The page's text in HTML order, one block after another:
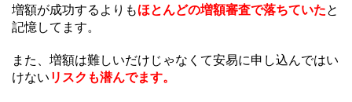
増額が成功するよりもほとんどの増額審査で落ちていたと
記憶してます。
また、増額は難しいだけじゃなくて安易に申し込んではい
けない リスクも潜んでます。